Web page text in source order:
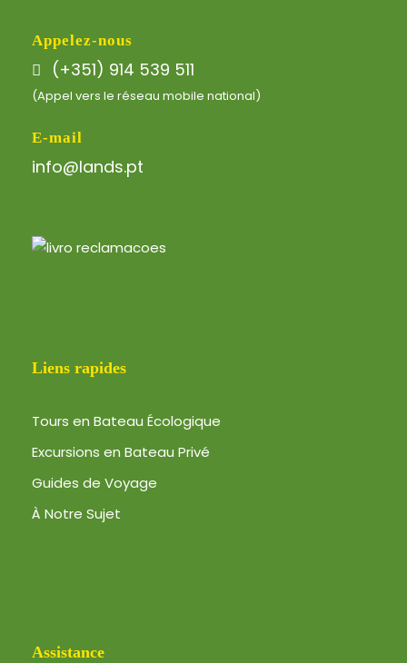
Appelez-nous
(+351) 914 539 511
(Appel vers le réseau mobile national)
E-mail
info@lands.pt
Liens rapides
Tours en Bateau Écologique
Excursions en Bateau Privé
Guides de Voyage
À Notre Sujet
Assistance